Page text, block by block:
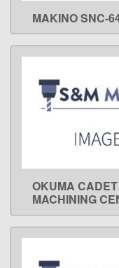
MAKINO SNC-
OKUMA
MACHINING